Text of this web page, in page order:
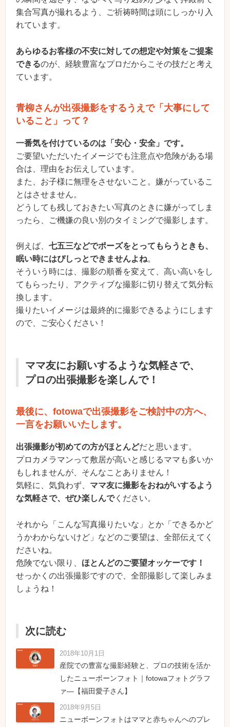
集合写真が撮れるよう、ご祈祷時間は頭にしっかり入
れています。
あらゆるお客様の不安に対しての想定や対策をご提案
できるのが、経験豊富なプロだからこその技だと考え
ています。
青柳さんが出張撮影をするうえで「大事にして
いること」って？
一番気を付けているのは「安心・安全」です。
ご要望いただいたイメージでも注意点や危険がある場
合は、理由をお伝えしています。
また、お子様に無理をさせないこと。嫌がっているこ
とはさせません。
どうしても残しておきたい写真のときに嫌がってしま
ったら、ご機嫌の良い別のタイミングで撮影します。
例えば、 七五三などでポーズをとってもらうときも、
眠い時にはぴしっとできませんよね。
そういう時には、撮影の順番を変えて、高い高いをし
てもらったり、アクティブな撮影に切り替えて気分転
換します。
撮りたいイメージは最終的に撮影できるようにします
ので、ご安心ください！
ママ友にお願いするような気軽さで、
プロの出張撮影を楽しんで！
最後に、fotowaで出張撮影をご検討中の方へ、
一言をお願いいたします。
出張撮影が初めての方がほとんどだと思います。
プロカメラマンって敷居が高いと感じるママも多いか
もしれませんが、そんなことありません！
気軽に、気負わず、 ママ友に撮影をおねがいするよう
な気軽さで、ぜひ楽しんでください。
それから「こんな写真撮りたいな」とか「できるかど
うかわからないけど」などのご要望は、全部伝えてく
ださいね。
危険でない限り、 ほとんどのご要望オッケーです！
せっかくの出張撮影ですので、全部撮影して楽しみま
しょうね！
次に読む
2018年10月1日
産院での豊富な撮影経験と、プロの技術を活か
したニューボーンフォト｜fotowaフォトグラフ
ァ―【福田愛子さん】
2018年9月5日
ニューボーンフォトはママと赤ちゃんへのプレ